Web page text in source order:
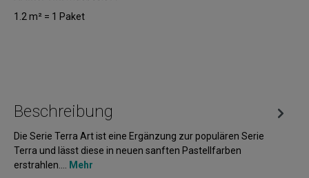
1.2 m² = 1 Paket
Beschreibung
Die Serie Terra Art ist eine Ergänzung zur populären Serie
Terra und lässt diese in neuen sanften Pastellfarben
erstrahlen.… Mehr